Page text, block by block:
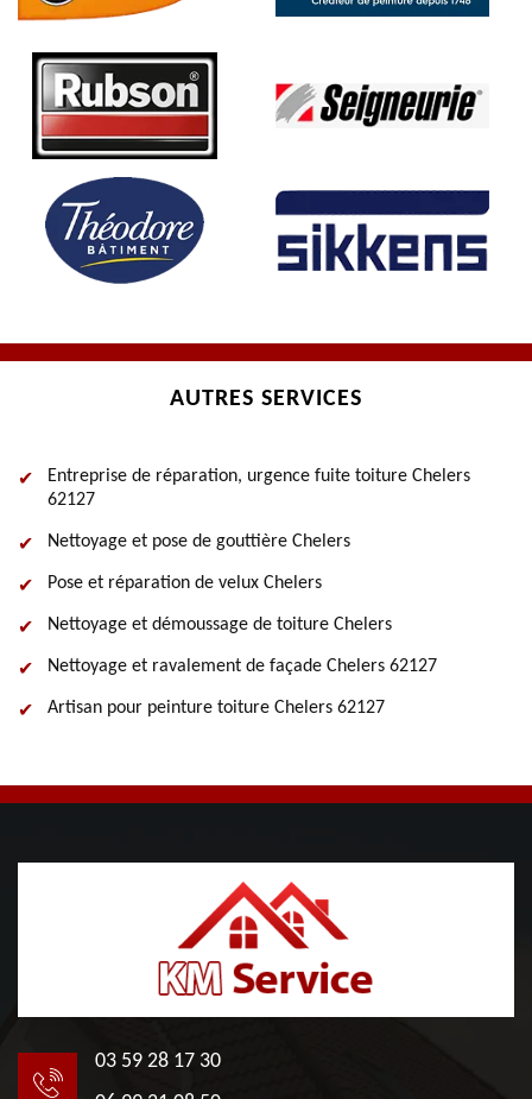
AUTRES SERVICES
Entreprise de réparation, urgence fuite toiture Chelers
62127
Nettoyage et pose de gouttière Chelers
Pose et réparation de velux Chelers
Nettoyage et démoussage de toiture Chelers
Nettoyage et ravalement de façade Chelers 62127
Artisan pour peinture toiture Chelers 62127
03 59 28 17 30